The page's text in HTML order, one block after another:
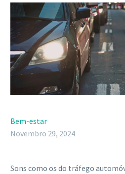
Bem-estar
Novembro 29, 2024
Sons como os do tráfego